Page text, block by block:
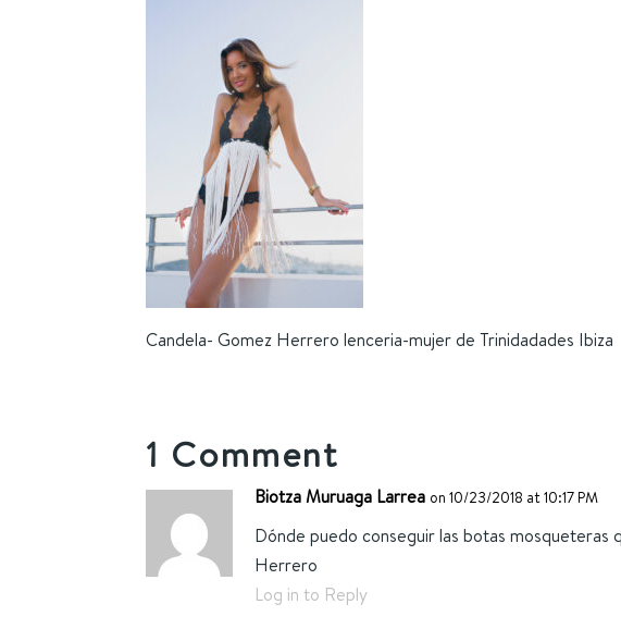
Candela- Gomez Herrero lenceria-mujer de Trinidadades Ibiza
1 Comment
Biotza Muruaga Larrea on 10/23/2018 at 10:17 PM
Dónde puedo conseguir las botas mosqueteras
Herrero
Log in to Reply